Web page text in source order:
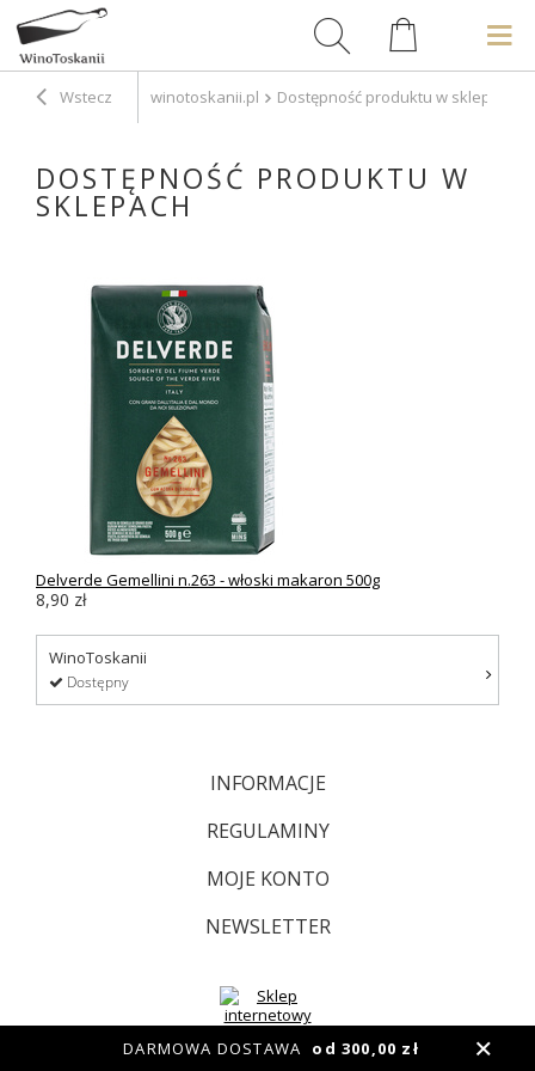
DARMOWA DOSTAWA od 300,00 zł
Wstecz winotoskanii.pl Dostępność produktu w sklepach
DOSTĘPNOŚĆ PRODUKTU W
SKLEPACH
Delverde Gemellini n.263 - włoski makaron 500g
8,90 zł
WinoToskanii
Dostępny
INFORMACJE
REGULAMINY
MOJE KONTO
NEWSLETTER